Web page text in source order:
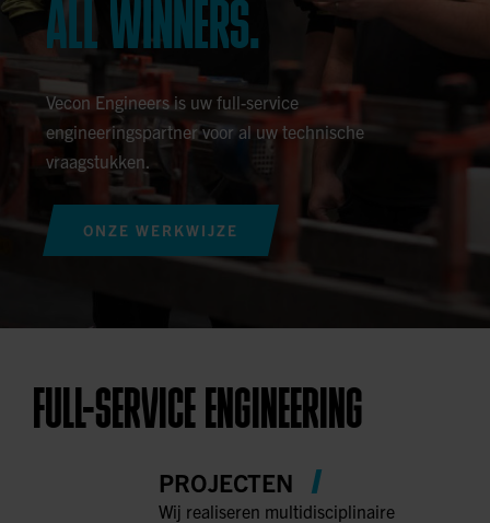
ALL WINNERS.
Vecon Engineers is uw full-service
engineeringspartner voor al uw technische
vraagstukken.
ONZE WERKWIJZE
FULL-SERVICE ENGINEERING
PROJECTEN
Wij realiseren multidisciplinaire